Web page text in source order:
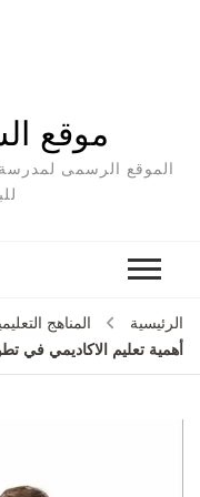
موقع
الموقع الرسمى لمدرسة
الرئيسية
المناهج
أهمية تعليم الاكاديمي في